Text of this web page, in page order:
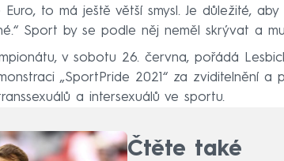
to má ještě větší smysl. Je důležité,
Sport by se podle něj neměl skrývat a
v sobotu 26. června, pořádá
„SportPride 2021“ za zviditelnění a
a intersexuálů ve sportu.
Čtěte také